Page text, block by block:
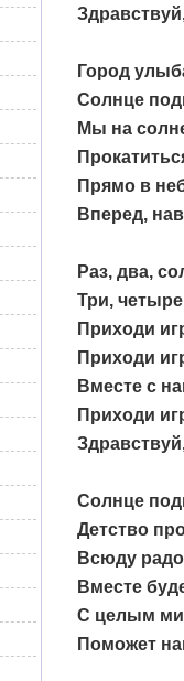
Город
Солнце
Мы на
Прямо в
Вперед,
Раз, два,
Три,
Приходи
Приходи
Вместе с
Приходи
Солнце
Детство
Всюду
Вместе
С целым
Поможет